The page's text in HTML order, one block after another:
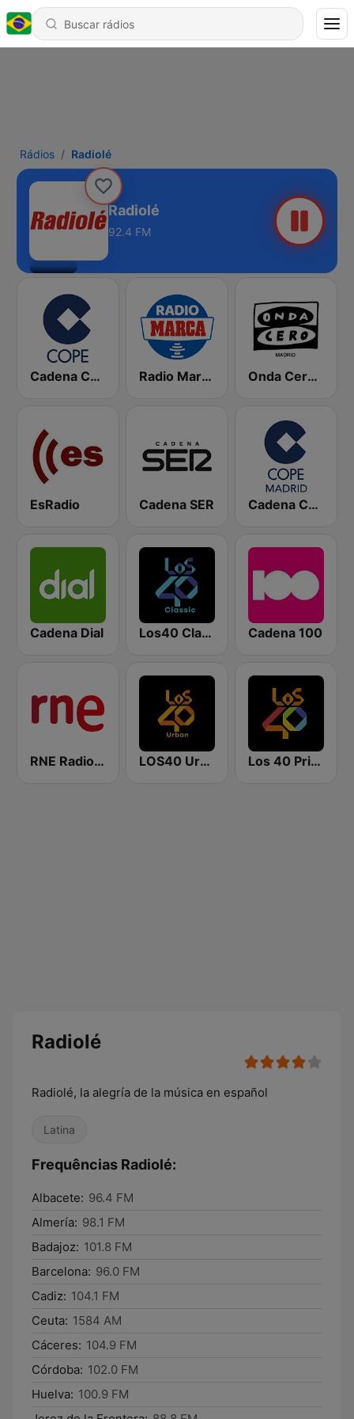
Rádios Radiolé
Radiolé
92.4 FM
Cadena COPE Radio Marca Nacional Onda Cero Madrid
EsRadio Cadena SER Cadena COPE Madrid
Cadena Dial Los40 Classic Cadena 100
RNE Radio Nacional LOS40 Urban Los 40 Principales
Radiolé
Radiolé, la alegría de la música en español
Latina
Frequências Radiolé:
Albacete: 96.4 FM
Almería: 98.1 FM
Badajoz: 101.8 FM
Barcelona: 96.0 FM
Cadiz: 104.1 FM
Ceuta: 1584 AM
Cáceres: 104.9 FM
Córdoba: 102.0 FM
Huelva: 100.9 FM